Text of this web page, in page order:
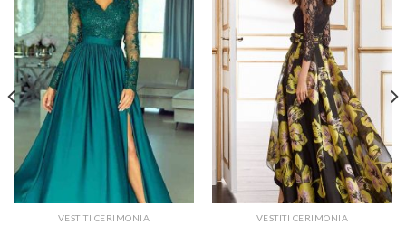
VESTITI CERIMONIA VESTITI CERIMONIA